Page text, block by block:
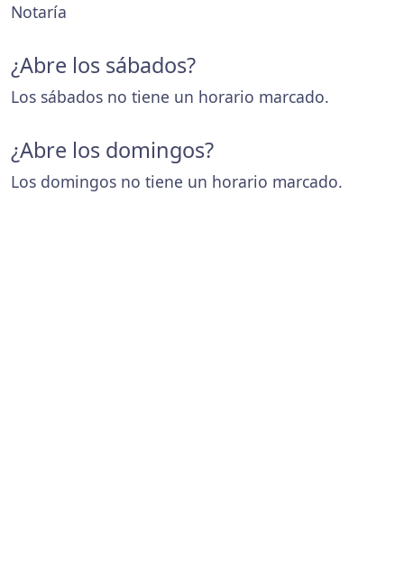
Notaría
¿Abre los sábados?
Los sábados no tiene un horario marcado.
¿Abre los domingos?
Los domingos no tiene un horario marcado.